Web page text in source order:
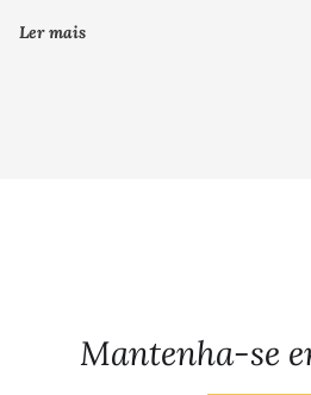
Ler mais
Mantenha-se